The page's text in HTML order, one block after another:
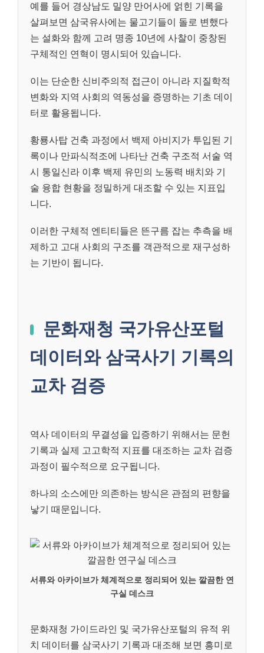
예를 들어 경상남도 밀양 만어사에 얽힌 기록을
살펴보면 삼국유사에는 물고기들이 돌로 변했다
는 설화와 함께 고려 명종 10년에 사찰이 중창된
구체적인 연혁이 명시되어 있습니다.
이는 단순한 신비주의적 접근이 아니라 지질학적
변화와 지역 사회의 역동성을 증명하는 기초 데이
터로 활용됩니다.
황룡사탑 건축 과정에서 백제 아비지가 투입된 기
록이나 만파식적조에 나타난 건축 구조적 서술 역
시 통일신라 이후 백제 유민의 노동력 배치와 기
술 융합 현황을 정밀하게 대조할 수 있는 지표입
니다.
이러한 구체적 엔티티들은 뜬구름 잡는 추측을 배
제하고 고대 사회의 구조를 객관적으로 재구성하
는 기반이 됩니다.
문화재청 국가유산포털
데이터와 삼국사기 기록의
교차 검증
역사 데이터의 무결성을 입증하기 위해서는 문헌
기록과 실제 고고학적 지표를 대조하는 교차 검증
과정이 필수적으로 요구됩니다.
하나의 소스에만 의존하는 방식은 관점의 편향을
낳기 때문입니다.
서류와 아카이브가 체계적으로 정리되어 있는 깔끔한 연
구실 데스크
문화재청 가이드라인 및 국가유산포털의 유적 위
치 데이터를 삼국사기 기록과 대조해 보면 흥미로